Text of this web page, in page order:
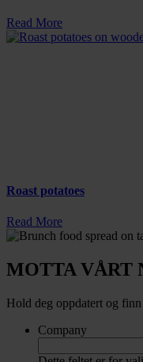
Read More
Roast potatoes
Read More
MOTTA VÅRT
Hold deg oppdatert og
Company